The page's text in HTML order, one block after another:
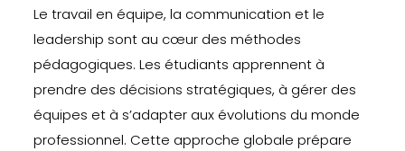
Le travail en équipe, la communication et le
leadership sont au cœur des méthodes
pédagogiques. Les étudiants apprennent à
prendre des décisions stratégiques, à gérer des
équipes et à s’adapter aux évolutions du monde
professionnel. Cette approche globale prépare